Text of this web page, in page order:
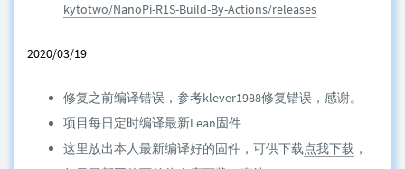
kytotwo/NanoPi-R1S-Build-By-Actions/releases
2020/03/19
修复之前编译错误，参考klever1988修复错误，感谢。
项目每日定时编译最新Lean固件
这里放出本人最新编译好的固件，可供下载点我下载 ，